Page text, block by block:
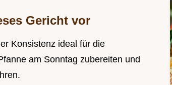
Gericht vor
Konsistenz ideal für die
am Sonntag zubereiten und